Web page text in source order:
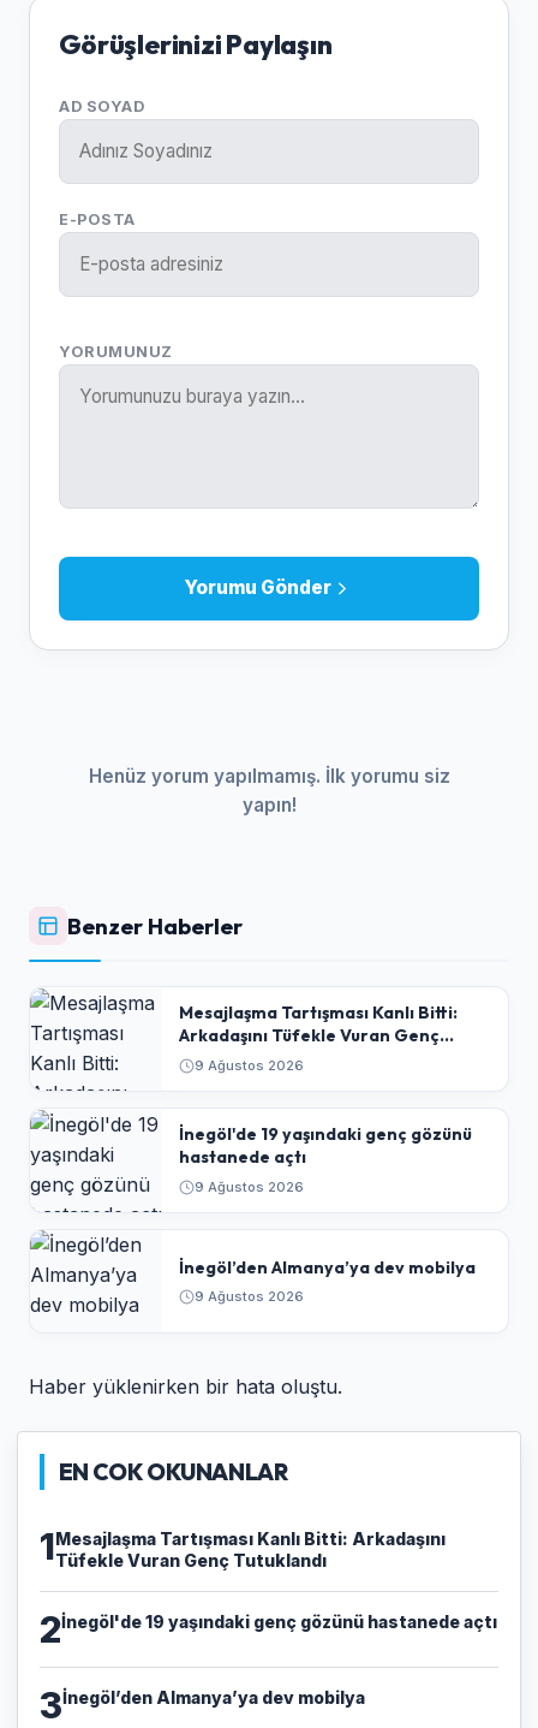
Görüşlerinizi Paylaşın
AD SOYAD
E-POSTA
YORUMUNUZ
Yorumu Gönder
Henüz yorum yapılmamış. İlk yorumu siz
yapın!
Benzer Haberler
​Mesajlaşma Tartışması Kanlı Bitti:
Arkadaşını Tüfekle Vuran Genç
Tutuklandı
9 Ağustos 2026
İnegöl'de 19 yaşındaki genç gözünü
hastanede açtı
9 Ağustos 2026
İnegöl’den Almanya’ya dev mobilya
9 Ağustos 2026
Haber yüklenirken bir hata oluştu.
EN COK OKUNANLAR
1​Mesajlaşma Tartışması Kanlı Bitti: Arkadaşını
Tüfekle Vuran Genç Tutuklandı
2İnegöl'de 19 yaşındaki genç gözünü hastanede açtı
3İnegöl’den Almanya’ya dev mobilya